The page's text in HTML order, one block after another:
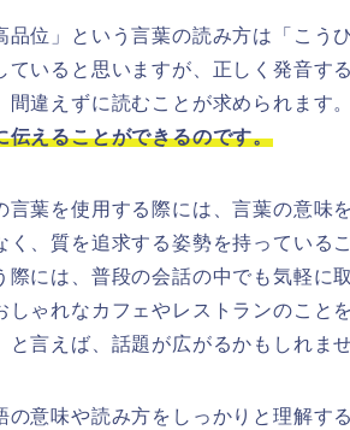
品位」という言葉の読み方は「こ
ていると思いますが、正しく発音す
間違えずに読むことが求められます
伝えることができるのです。
言葉を使用する際には、言葉の意味
く、質を追求する姿勢を持っている
際には、普段の会話の中でも気軽に
しゃれなカフェやレストランのこと
と言えば、話題が広がるかもしれま
の意味や読み方をしっかりと理解す